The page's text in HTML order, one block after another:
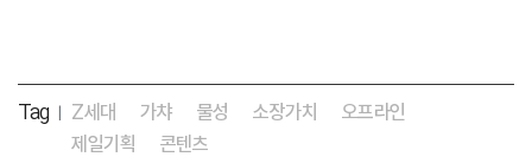
Tag | Z세대 가챠 물성 소장가치
오프라인
제일기획
콘텐츠